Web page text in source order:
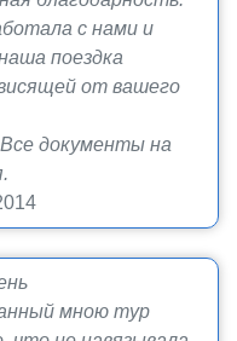
с нами и
поездка
от вашего
документы на
мною тур